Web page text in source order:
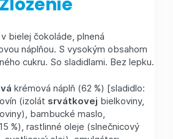
bielej čokoláde, plnená
náplňou. S vysokým obsahom
cukru. So sladidlami. Bez lepku.
krémová náplň (62 %) [sladidlo:
(izolát srvátkovej bielkoviny,
bambucké maslo,
%), rastlinné oleje (slnečnicový